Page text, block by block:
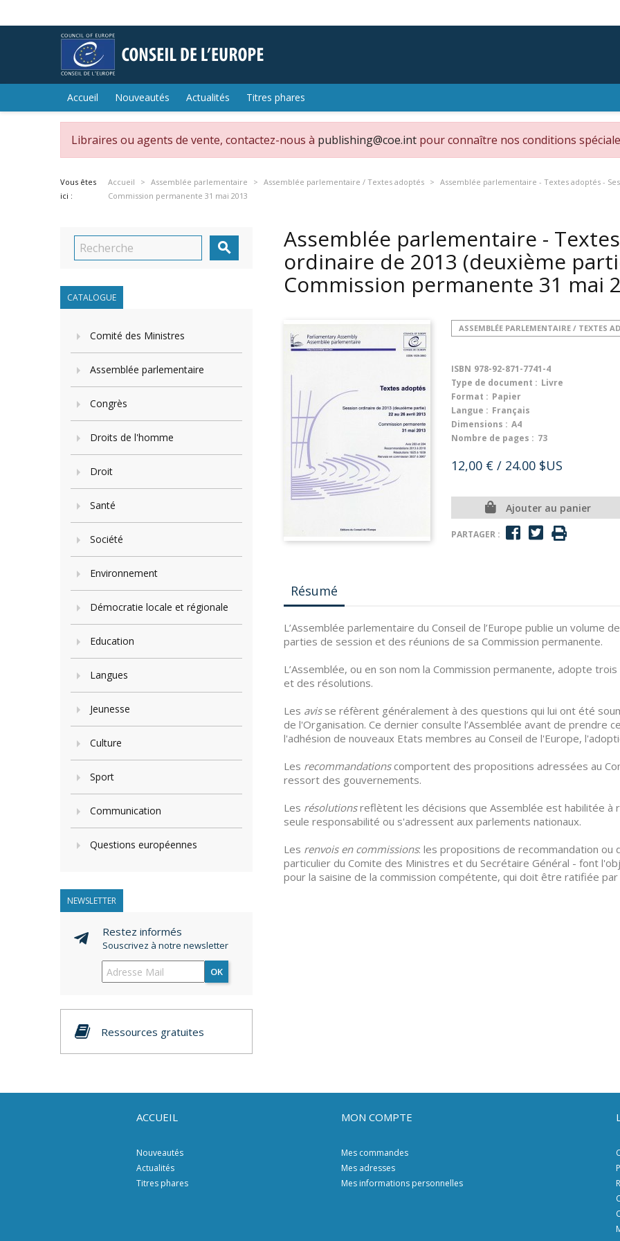
Accueil Nouveautés Actualités Titres phares
Libraires ou agents de vente, contactez-nous à publishing@coe.int pour connaître nos conditions
Vous êtes
ici :
Accueil Assemblée parlementaire Assemblée parlementaire / Textes adoptés
Assemblée parlementaire - Textes adoptés -
Commission permanente 31 mai 2013

CATALOGUE
Comité des Ministres
Assemblée parlementaire
Congrès
Droits de l'homme
Droit
Santé
Société
Environnement
Démocratie locale et régionale
Education
Langues
Jeunesse
Culture
Sport
Communication
Questions européennes
NEWSLETTER
Restez informés
Souscrivez à notre newsletter
OK
Ressources gratuites
Assemblée parlementaire -
ordinaire de 2013 (deuxième
Commission permanente 31 mai
ASSEMBLÉE PARLEMENTAIRE / TEXTES
ISBN 978-92-871-7741-4
Type de document : Livre
Format : Papier
Langue : Français
Dimensions : A4
Nombre de pages : 73
12,00 € / 24.00 $US
Ajouter au panier
PARTAGER :
Résumé
L’Assemblée parlementaire du Conseil de l’Europe publie un
parties de session et des réunions de sa Commission permanente.
L’Assemblée, ou en son nom la Commission permanente, adopte
et des résolutions.
Les avisse réfèrent généralement à des questions qui lui ont été
de l'Organisation. Ce dernier consulte l’Assemblée avant de prendre
l'adhésion de nouveaux Etats membres au Conseil de l'Europe,
Les recommandationscomportent des propositions adressées au
ressort des gouvernements.
Les résolutionsreflètent les décisions que Assemblée est habilitée à
seule responsabilité ou s'adressent aux parlements nationaux.
Les renvois en commissions: les propositions de recommandation ou
particulier du Comite des Ministres et du Secrétaire Général - font
pour la saisine de la commission compétente, qui doit être ratifiée par
ACCUEIL
Nouveautés
Actualités
Titres phares
MON COMPTE
Mes commandes
Mes adresses
Mes informations personnelles